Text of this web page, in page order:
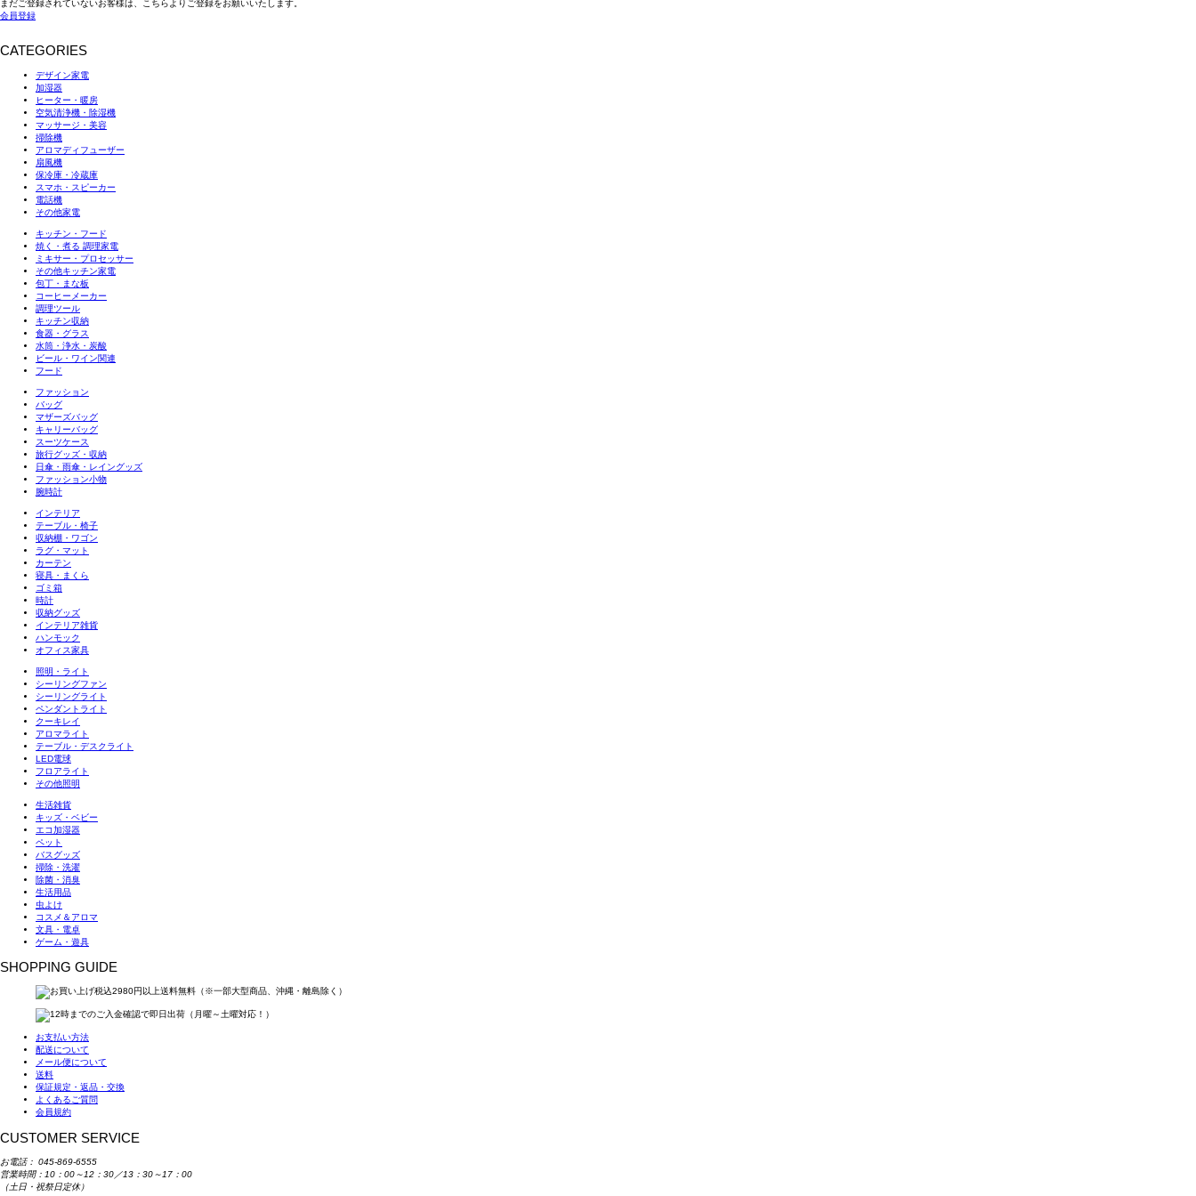
まだご登録されていないお客様は、こちらよりご登録をお願いいたします。
会員登録
CATEGORIES
デザイン家電
加湿器
ヒーター・暖房
空気清浄機・除湿機
マッサージ・美容
掃除機
アロマディフューザー
扇風機
保冷庫・冷蔵庫
スマホ・スピーカー
電話機
その他家電
キッチン・フード
焼く・煮る 調理家電
ミキサー・プロセッサー
その他キッチン家電
包丁・まな板
コーヒーメーカー
調理ツール
キッチン収納
食器・グラス
水筒・浄水・炭酸
ビール・ワイン関連
フード
ファッション
バッグ
マザーズバッグ
キャリーバッグ
スーツケース
旅行グッズ・収納
日傘・雨傘・レイングッズ
ファッション小物
腕時計
インテリア
テーブル・椅子
収納棚・ワゴン
ラグ・マット
カーテン
寝具・まくら
ゴミ箱
時計
収納グッズ
インテリア雑貨
ハンモック
オフィス家具
照明・ライト
シーリングファン
シーリングライト
ペンダントライト
クーキレイ
アロマライト
テーブル・デスクライト
LED電球
フロアライト
その他照明
生活雑貨
キッズ・ベビー
エコ加湿器
ペット
バスグッズ
掃除・洗濯
除菌・消臭
生活用品
虫よけ
コスメ＆アロマ
文具・電卓
ゲーム・遊具
SHOPPING GUIDE
お支払い方法
配送について
メール便について
送料
保証規定・返品・交換
よくあるご質問
会員規約
CUSTOMER SERVICE
お電話： 045-869-6555
営業時間：10：00～12：30／13：30～17：00
（土日・祝祭日定休）